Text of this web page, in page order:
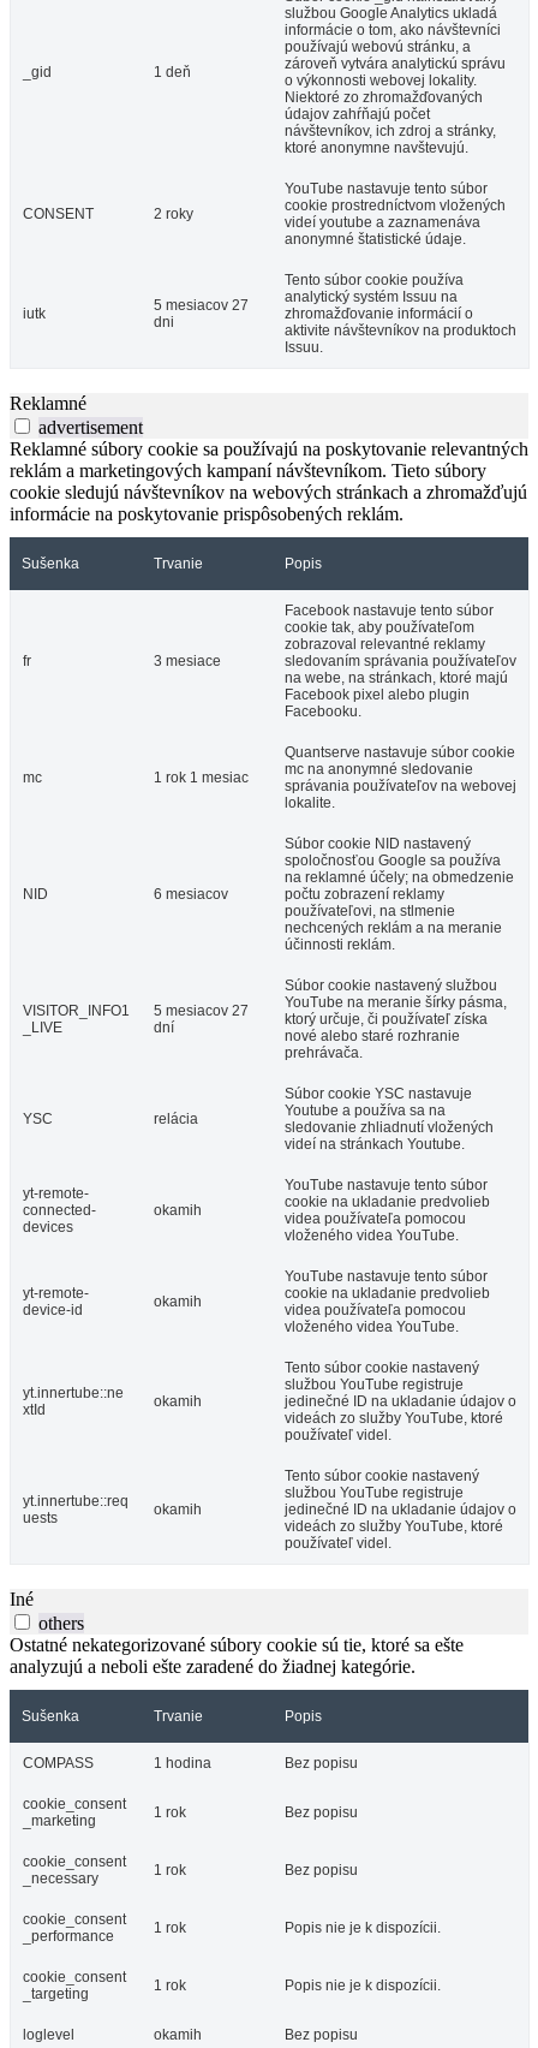
_gid 1 deň
službou Google Analytics ukladá
informácie o tom, ako návštevníci
používajú webovú stránku, a
zároveň vytvára analytickú správu
o výkonnosti webovej lokality.
Niektoré zo zhromažďovaných
údajov zahŕňajú počet
návštevníkov, ich zdroj a stránky,
ktoré anonymne navštevujú.
CONSENT 2 roky
YouTube nastavuje tento súbor
cookie prostredníctvom vložených
videí youtube a zaznamenáva
anonymné štatistické údaje.
iutk
5 mesiacov 27
dni
Tento súbor cookie používa
analytický systém Issuu na
zhromažďovanie informácií o
aktivite návštevníkov na produktoch
Issuu.
Reklamné
advertisement
Reklamné súbory cookie sa používajú na poskytovanie relevantných
reklám a marketingových kampaní návštevníkom. Tieto súbory
cookie sledujú návštevníkov na webových stránkach a zhromažďujú
informácie na poskytovanie prispôsobených reklám.
Sušenka Trvanie Popis
fr 3 mesiace
Facebook nastavuje tento súbor
cookie tak, aby používateľom
zobrazoval relevantné reklamy
sledovaním správania používateľov
na webe, na stránkach, ktoré majú
Facebook pixel alebo plugin
Facebooku.
mc 1 rok 1 mesiac
Quantserve nastavuje súbor cookie
mc na anonymné sledovanie
správania používateľov na webovej
lokalite.
NID 6 mesiacov
Súbor cookie NID nastavený
spoločnosťou Google sa používa
na reklamné účely; na obmedzenie
počtu zobrazení reklamy
používateľovi, na stlmenie
nechcených reklám a na meranie
účinnosti reklám.
VISITOR_INFO1
_LIVE
5 mesiacov 27
dní
Súbor cookie nastavený službou
YouTube na meranie šírky pásma,
ktorý určuje, či používateľ získa
nové alebo staré rozhranie
prehrávača.
YSC relácia
Súbor cookie YSC nastavuje
Youtube a používa sa na
sledovanie zhliadnutí vložených
videí na stránkach Youtube.
yt-remote-
connected-
devices
okamih
YouTube nastavuje tento súbor
cookie na ukladanie predvolieb
videa používateľa pomocou
vloženého videa YouTube.
yt-remote-
device-id
okamih
YouTube nastavuje tento súbor
cookie na ukladanie predvolieb
videa používateľa pomocou
vloženého videa YouTube.
yt.innertube::ne
xtId
okamih
Tento súbor cookie nastavený
službou YouTube registruje
jedinečné ID na ukladanie údajov o
videách zo služby YouTube, ktoré
používateľ videl.
yt.innertube::req
uests
okamih
Tento súbor cookie nastavený
službou YouTube registruje
jedinečné ID na ukladanie údajov o
videách zo služby YouTube, ktoré
používateľ videl.
Iné
others
Ostatné nekategorizované súbory cookie sú tie, ktoré sa ešte
analyzujú a neboli ešte zaradené do žiadnej kategórie.
Sušenka Trvanie Popis
COMPASS 1 hodina Bez popisu
cookie_consent
_marketing
1 rok Bez popisu
cookie_consent
_necessary
1 rok Bez popisu
cookie_consent
_performance
1 rok Popis nie je k dispozícii.
cookie_consent
_targeting
1 rok Popis nie je k dispozícii.
loglevel okamih Bez popisu